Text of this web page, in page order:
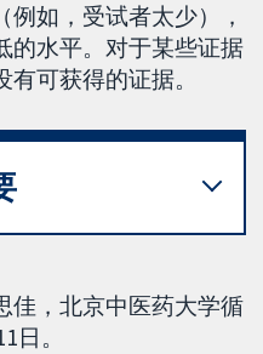
如，受试者太少），
的水平。对于某些证据
可获得的证据。
佳，北京中医药大学循
日。